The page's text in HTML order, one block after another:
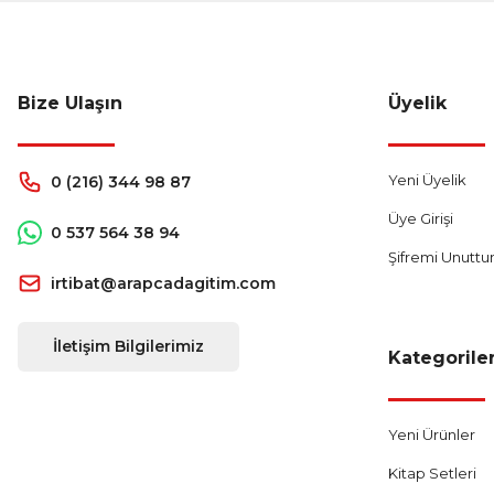
Bize Ulaşın
0 (216) 344 98 87
0 537 564 38 94
irtibat@arapcadagitim.com
İletişim Bilgilerimiz
Üyelik
Yeni Üyelik
Üye Girişi
Şifremi
Yeni Ürünler
Kitap Setleri